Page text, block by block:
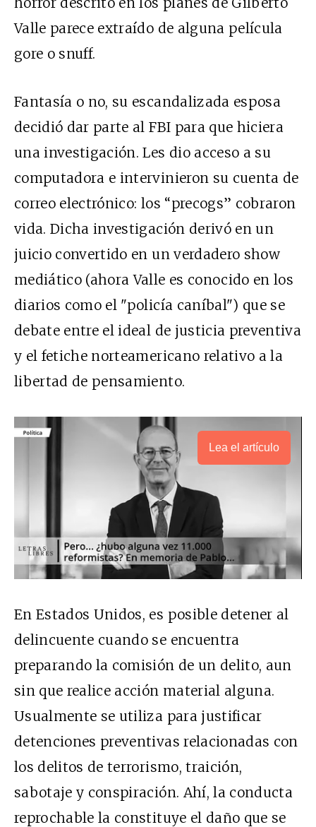
Valle parece extraído de alguna película
gore o snuff.
Fantasía o no, su escandalizada esposa
decidió dar parte al FBI para que hiciera
una investigación. Les dio acceso a su
computadora e intervinieron su cuenta de
correo electrónico: los “precogs” cobraron
vida. Dicha investigación derivó en un
juicio convertido en un verdadero show
mediático (ahora Valle es conocido en los
diarios como el "policía caníbal") que se
debate entre el ideal de justicia preventiva
y el fetiche norteamericano relativo a la
libertad de pensamiento.
Lea el artículo
En Estados Unidos, es posible detener al
delincuente cuando se encuentra
preparando la comisión de un delito, aun
sin que realice acción material alguna.
Usualmente se utiliza para justificar
detenciones preventivas relacionadas con
los delitos de terrorismo, traición,
sabotaje y conspiración. Ahí, la conducta
reprochable la constituye el daño que se